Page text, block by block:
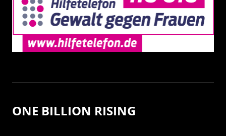
ONE BILLION RISING